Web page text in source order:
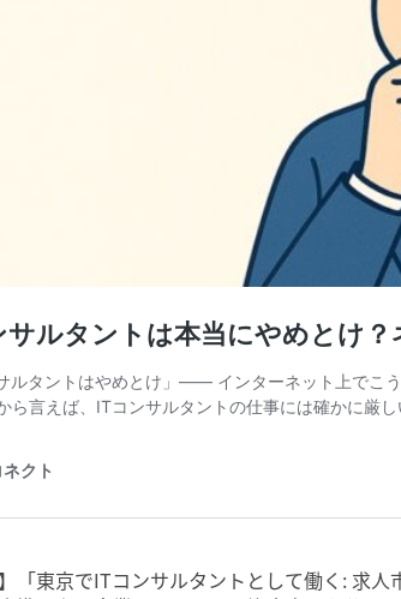
】「東京でITコンサルタントとして働く: 求人